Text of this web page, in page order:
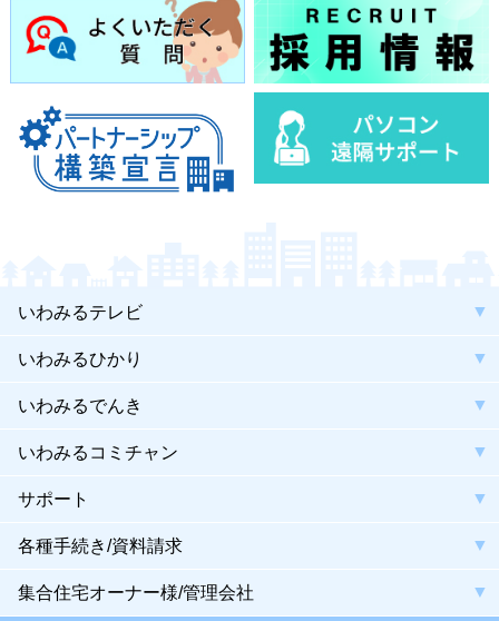
いわみるテレビ
いわみるひかり
いわみるでんき
いわみるコミチャン
サポート
各種手続き/資料請求
集合住宅オーナー様/管理会社